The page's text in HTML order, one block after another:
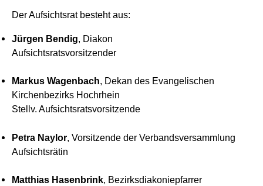
Der Aufsichtsrat besteht aus:
Jürgen Bendig , Diakon
Aufsichtsratsvorsitzender
Markus Wagenbach, Dekan des Evangelischen
Kirchenbezirks Hochrhein
Stellv. Aufsichtsratsvorsitzende
Petra Naylor, Vorsitzende der Verbandsversammlung
Aufsichtsrätin
Matthias Hasenbrink, Bezirksdiakoniepfarrer